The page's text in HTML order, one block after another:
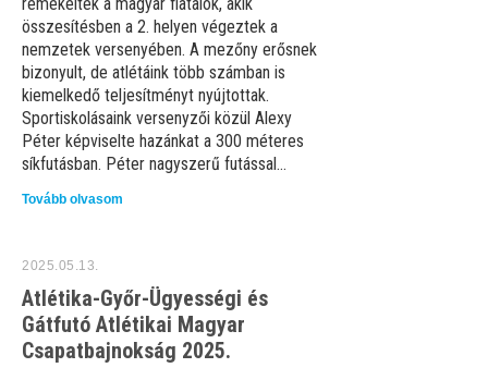
összesítésben a 2. helyen végeztek a
nemzetek versenyében. A mezőny erősnek
bizonyult, de atlétáink több számban is
kiemelkedő teljesítményt nyújtottak.
Sportiskolásaink versenyzői közül Alexy
Péter képviselte hazánkat a 300 méteres
síkfutásban. Péter nagyszerű futással...
Tovább olvasom
2025.05.13.
Atlétika-Győr-Ügyességi és
Gátfutó Atlétikai Magyar
Csapatbajnokság 2025.